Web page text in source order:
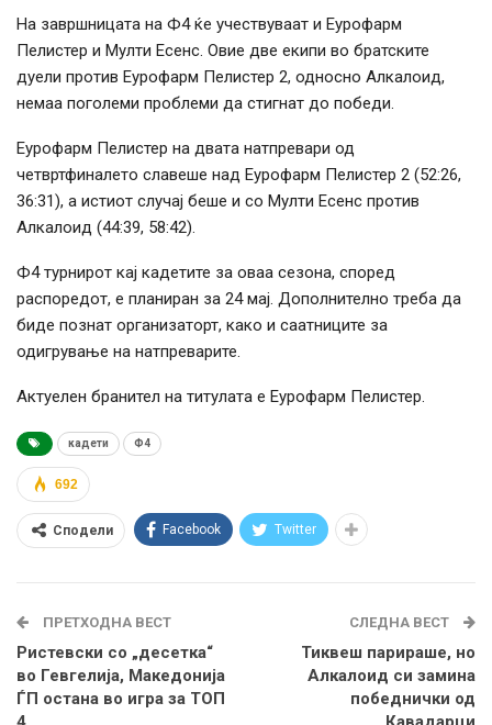
На завршницата на Ф4 ќе учествуваат и Еурофарм
Пелистер и Мулти Есенс. Овие две екипи во братските
дуели против Еурофарм Пелистер 2, односно Алкалоид,
немаа поголеми проблеми да стигнат до победи.
Еурофарм Пелистер на двата натпревари од
четвртфиналето славеше над Еурофарм Пелистер 2 (52:26,
36:31), а истиот случај беше и со Мулти Есенс против
Алкалоид (44:39, 58:42).
Ф4 турнирот кај кадетите за оваа сезона, според
распоредот, е планиран за 24 мај. Дополнително треба да
бидe познат организаторт, како и саатниците за
одигрување на натпреварите.
Актуелен бранител на титулата е Еурофарм Пелистер.
кадети Ф4
692
Сподели Facebook Twitter
ПРЕТХОДНА ВЕСТ
Ристевски со „десетка“
во Гевгелија, Македонија
ЃП остана во игра за ТОП
СЛЕДНА ВЕСТ
Тиквеш парираше, но
Алкалоид си замина
победнички од